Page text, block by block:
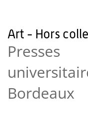
Art - Hors
Presses
Bordeaux